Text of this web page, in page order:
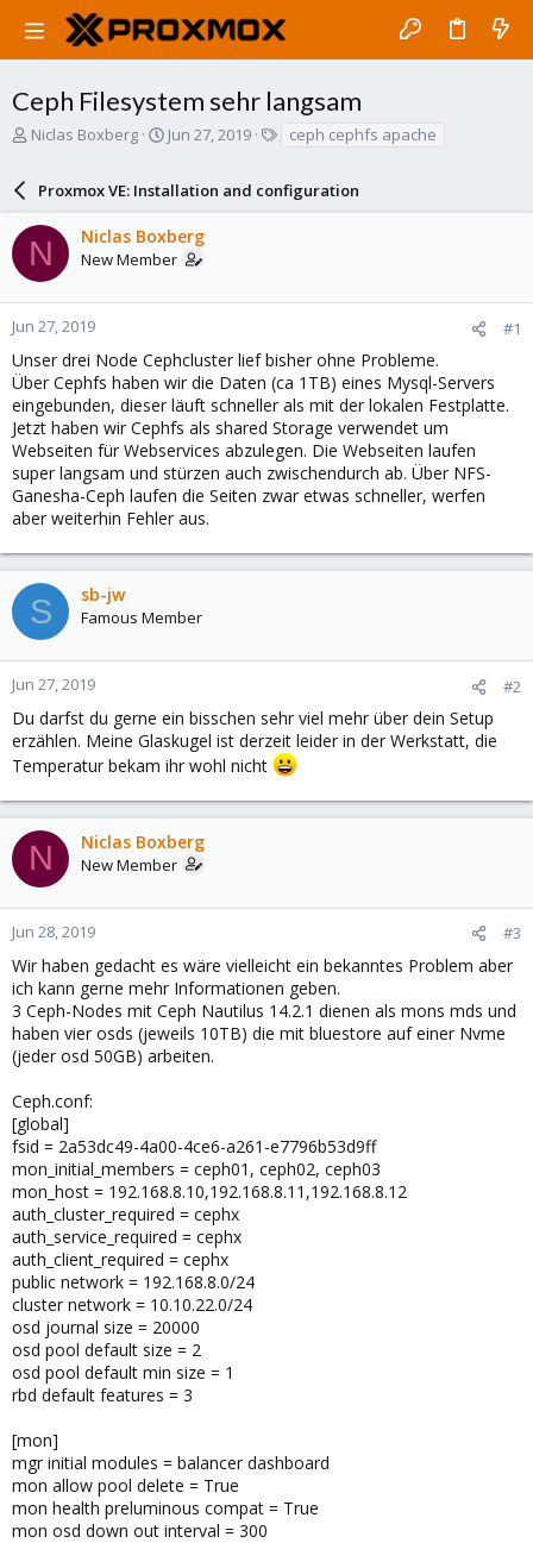
Ceph Filesystem sehr langsam
T
a
d
s
t
a
r
e
r
Niclas Boxberg
S
r
t
d
a
e
Jun 27, 2019
s
ceph cephfs apache
Proxmox VE: Installation and configuration
N Niclas Boxberg
New Member
Jun 27, 2019 #1
Unser drei Node Cephcluster lief bisher ohne Probleme.
Über Cephfs haben wir die Daten (ca 1TB) eines Mysql-Servers
eingebunden, dieser läuft schneller als mit der lokalen Festplatte.
Jetzt haben wir Cephfs als shared Storage verwendet um
Webseiten für Webservices abzulegen. Die Webseiten laufen
super langsam und stürzen auch zwischendurch ab. Über NFS-
Ganesha-Ceph laufen die Seiten zwar etwas schneller, werfen
aber weiterhin Fehler aus.
S sb-jw
Famous Member
Jun 27, 2019 #2
Du darfst du gerne ein bisschen sehr viel mehr über dein Setup
erzählen. Meine Glaskugel ist derzeit leider in der Werkstatt, die
Temperatur bekam ihr wohl nicht
N Niclas Boxberg
New Member
Jun 28, 2019 #3
Wir haben gedacht es wäre vielleicht ein bekanntes Problem aber
ich kann gerne mehr Informationen geben.
3 Ceph-Nodes mit Ceph Nautilus 14.2.1 dienen als mons mds und
haben vier osds (jeweils 10TB) die mit bluestore auf einer Nvme
(jeder osd 50GB) arbeiten.
Ceph.conf:
[global]
fsid = 2a53dc49-4a00-4ce6-a261-e7796b53d9ff
mon_initial_members = ceph01, ceph02, ceph03
mon_host = 192.168.8.10,192.168.8.11,192.168.8.12
auth_cluster_required = cephx
auth_service_required = cephx
auth_client_required = cephx
public network = 192.168.8.0/24
cluster network = 10.10.22.0/24
osd journal size = 20000
osd pool default size = 2
osd pool default min size = 1
rbd default features = 3
[mon]
mgr initial modules = balancer dashboard
mon allow pool delete = True
mon health preluminous compat = True
mon osd down out interval = 300